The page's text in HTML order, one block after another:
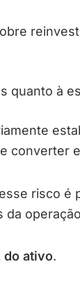
quanto à
converter
risco é
da
do ativo.